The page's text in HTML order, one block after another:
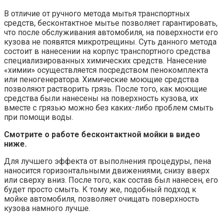
В отличие от ручного метода мытья транспортных
средств, бесконтактное мытье позволяет гарантировать,
что после обслуживания автомобиля, на поверхности его
кузова не появятся микротрещины. Суть данного метода
состоит в нанесении на корпус транспортного средства
специализированных химических средств. Нанесение
«химии» осуществляется посредством пенокомплекта
или пеногенератора. Химические моющие средства
позволяют растворить грязь. После того, как моющие
средства были нанесены на поверхность кузова, их
вместе с грязью можно без каких-либо проблем смыть
при помощи воды.
Смотрите о работе бесконтактной мойки в видео
ниже.
Для лучшего эффекта от выполнения процедуры, пена
наносится горизонтальными движениями, снизу вверх
или сверху вниз. После того, как состав был нанесен, его
будет просто смыть. К тому же, подобный подход к
мойке автомобиля, позволяет очищать поверхность
кузова намного лучше.